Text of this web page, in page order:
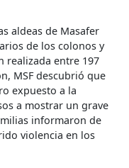
aldeas de Masafer
de los colonos y
realizada entre 197
MSF descubrió que
expuesto a la
a mostrar un grave
informaron de
violencia en los